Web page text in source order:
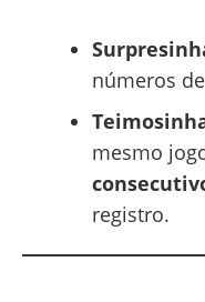
números
mesmo
registro.